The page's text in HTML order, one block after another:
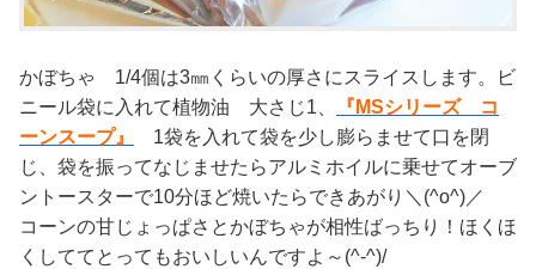
かぼちゃ 1/4個は3㎜くらいの厚さにスライスします。ビ
ニール袋に入れて植物油 大さじ1、
『MSシリーズ コ
ーンスープ』
1袋を入れて袋を少し膨らませて口を閉
じ、袋を振ってなじませたらアルミホイルに乗せてオーブ
ントースターで10分ほど焼いたらできあがり＼(^o^)／
コーンの甘じょっぱさとかぼちゃが相性ばっちり！ほくほ
くしててとってもおいしいんですよ～(^-^)/